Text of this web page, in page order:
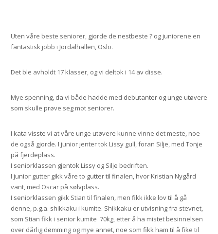
Uten våre beste seniorer, gjorde de nestbeste ? og juniorene en
fantastisk jobb i Jordalhallen, Oslo.
Det ble avholdt 17 klasser, og vi deltok i 14 av disse.
Mye spenning, da vi både hadde med debutanter og unge utøvere
som skulle prøve seg mot seniorer.
I kata visste vi at våre unge utøvere kunne vinne det meste, noe
de også gjorde. I junior jenter tok Lissy gull, foran Silje, med Tonje
på fjerdeplass.
I seniorklassen gjentok Lissy og Silje bedriften.
I junior gutter gikk våre to gutter til finalen, hvor Kristian Nygård
vant, med Oscar på sølvplass.
I seniorklassen gikk Stian til finalen, men fikk ikke lov til å gå
denne, p.g.a. shikkaku i kumite. Shikkaku er utvisning fra stevnet,
som Stian fikk i senior kumite  70kg, etter å ha mistet besinnelsen
over dårlig dømming og mye annet, noe som fikk ham til å fike til